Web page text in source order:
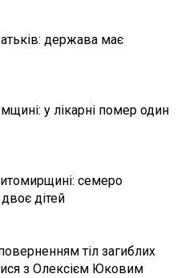
держава має
у лікарні помер один
семеро
дітей
тіл загиблих
з Олексієм Юковим